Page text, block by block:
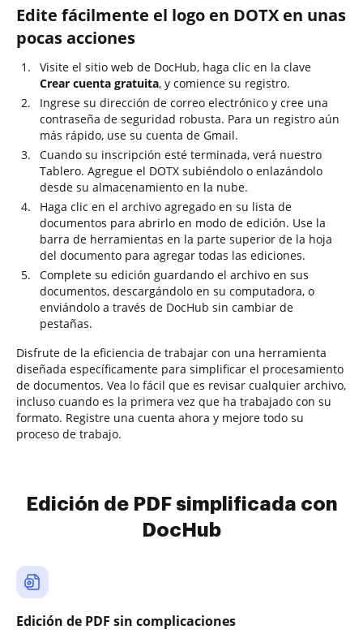
Edite fácilmente el logo en DOTX en unas
pocas acciones
Visite el sitio web de DocHub, haga clic en la clave
Crear cuenta gratuita, y comience su registro.
Ingrese su dirección de correo electrónico y cree una
contraseña de seguridad robusta. Para un registro aún
más rápido, use su cuenta de Gmail.
Cuando su inscripción esté terminada, verá nuestro
Tablero. Agregue el DOTX subiéndolo o enlazándolo
desde su almacenamiento en la nube.
Haga clic en el archivo agregado en su lista de
documentos para abrirlo en modo de edición. Use la
barra de herramientas en la parte superior de la hoja
del documento para agregar todas las ediciones.
Complete su edición guardando el archivo en sus
documentos, descargándolo en su computadora, o
enviándolo a través de DocHub sin cambiar de
pestañas.
Disfrute de la eficiencia de trabajar con una herramienta
diseñada específicamente para simplificar el procesamiento
de documentos. Vea lo fácil que es revisar cualquier archivo,
incluso cuando es la primera vez que ha trabajado con su
formato. Registre una cuenta ahora y mejore todo su
proceso de trabajo.
Edición de PDF simplificada con
DocHub
Edición de PDF sin complicaciones